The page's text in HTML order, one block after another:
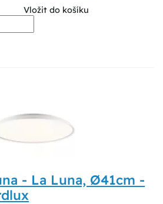
Vložit do košíku
- La Luna, Ø41cm -